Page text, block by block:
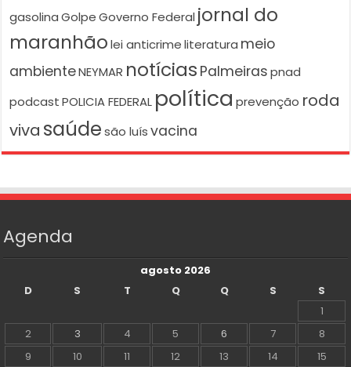
gasolina Golpe Governo Federal jornal do
maranhão lei anticrime literatura meio
ambienteNEYMAR notícias Palmeiras pnad
podcast POLICIA FEDERAL política prevenção roda
viva saúde são luís vacina
Agenda
agosto 2026
D
S T Q Q S
S
1
2
3 4 5 6 7
8
9
10 11 12 13 14
15